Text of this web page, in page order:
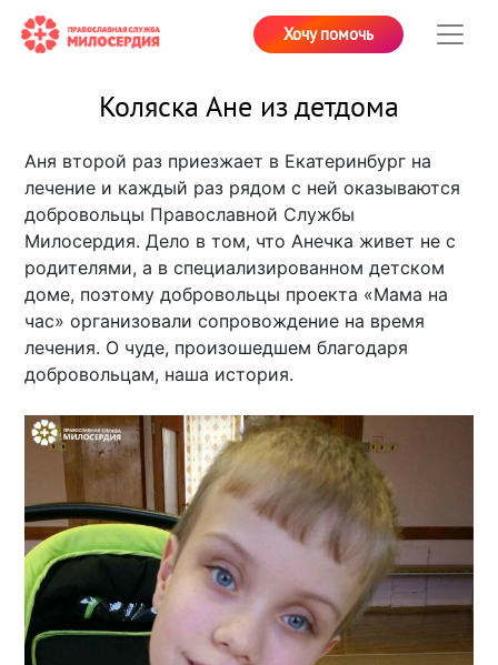
Хочу помочь
Коляска Ане из детдома
Аня второй раз приезжает в Екатеринбург на
лечение и каждый раз рядом с ней оказываются
добровольцы Православной Службы
Милосердия. Дело в том, что Анечка живет не с
родителями, а в специализированном детском
доме, поэтому добровольцы проекта «Мама на
час» организовали сопровождение на время
лечения. О чуде, произошедшем благодаря
добровольцам, наша история.